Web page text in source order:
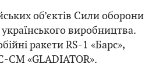
об’єктів Сили оборони
виробництва.
ракети RS-1 «Барс»,
СМ «GLADIATOR».